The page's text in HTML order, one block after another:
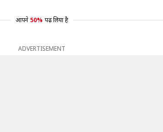
आपने 50% पढ़ लिया है
ADVERTISEMENT